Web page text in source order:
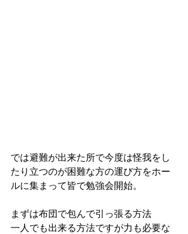
では避難が出来た所で今度は怪我をし
たり立つのが困難な方の運び方をホー
ルに集まって皆で勉強会開始。
まずは布団で包んで引っ張る方法
一人でも出来る方法ですが力も必要な